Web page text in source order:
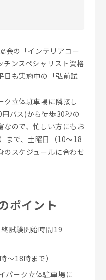
会の「インテリアコー
チンスペシャリスト資格
日も実施中の「弘前試
立体駐車場に隣接し
バス)から徒歩30秒の
なので、忙しい方にもお
まで、土曜日（10～18
スケジュールに合わせ
ポイント
試験開始時間19
～18時まで）
パーク立体駐車場に